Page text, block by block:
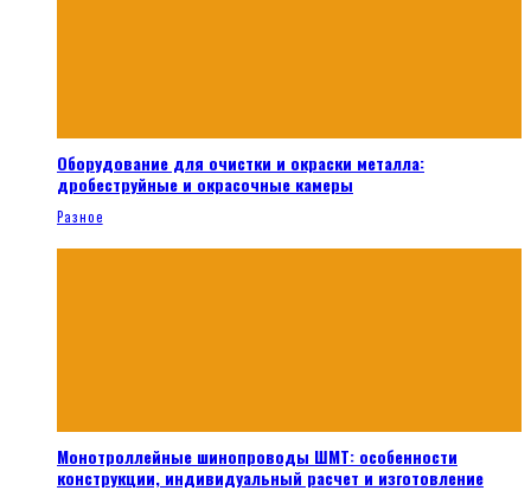
Оборудование для очистки и окраски металла:
дробеструйные и окрасочные камеры
Разное
Монотроллейные шинопроводы ШМТ: особенности
конструкции, индивидуальный расчет и изготовление